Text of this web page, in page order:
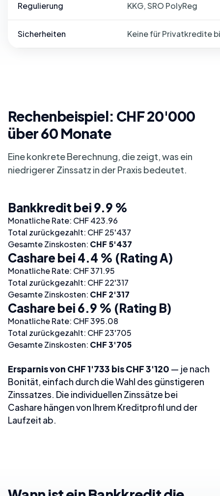
Regulierung KKG, SRO PolyReg
Sicherheiten Keine für Privatkredite
Rechenbeispiel: CHF 20'000
über 60 Monate
Eine konkrete Berechnung, die zeigt, was ein
niedrigerer Zinssatz in der Praxis bedeutet.
Bankkredit bei 9.9 %
Monatliche Rate: CHF 423.96
Total zurückgezahlt: CHF 25'437
Gesamte Zinskosten: CHF 5'437
Cashare bei 4.4 % (Rating A)
Monatliche Rate: CHF 371.95
Total zurückgezahlt: CHF 22'317
Gesamte Zinskosten: CHF 2'317
Cashare bei 6.9 % (Rating B)
Monatliche Rate: CHF 395.08
Total zurückgezahlt: CHF 23'705
Gesamte Zinskosten: CHF 3'705
Ersparnis von CHF 1'733 bis CHF 3'120 — je nach
Bonität, einfach durch die Wahl des günstigeren
Zinssatzes. Die individuellen Zinssätze bei
Cashare hängen von Ihrem Kreditprofil und der
Laufzeit ab.